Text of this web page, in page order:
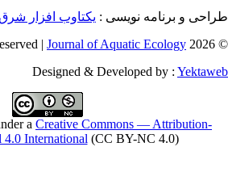
و برنامه نویسی : یکتاوب افزار شرق
©
Journal of Aquatic Ecology
Designed & Developed by :
under aCreative Commons — Attribution-
4.0 International(CC BY-NC 4.0)